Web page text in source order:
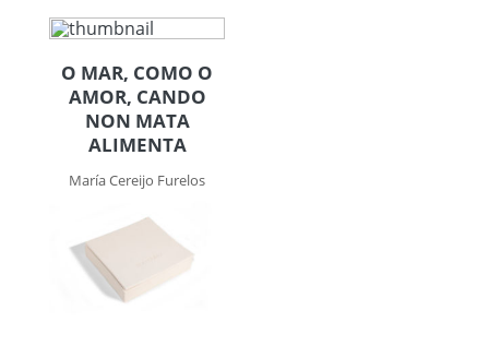
O MAR, COMO O
AMOR, CANDO
NON MATA
ALIMENTA
María Cereijo Furelos